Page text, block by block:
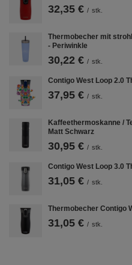
Vakuum-Isolierung
Contigo Pinnacle
ThermaLock-Vakuumisolierung
100 % luftdichten Verschluss
32,35 € / stk.
Thermobecher mit
- Periwinkle
30,22 € / stk.
Contigo West Loop 2.0
37,95 € / stk.
Kaffeethermoskanne /
Matt Schwarz
30,95 € / stk.
Contigo West Loop 3.0
31,05 € / stk.
Thermobecher Contigo
31,05 € / stk.